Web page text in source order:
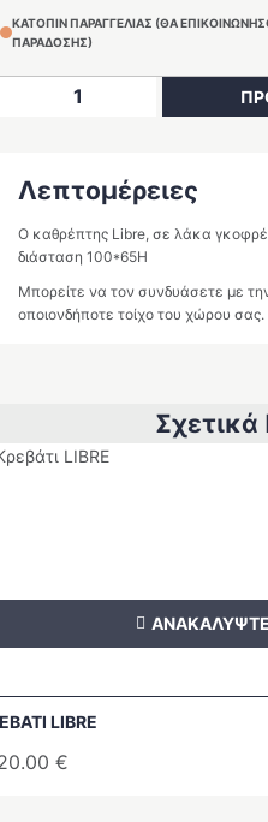
ΚΑΤΟΠΙΝ ΠΑΡΑΓΓΕΛΙΑΣ (ΘΑ
ΠΑΡΑΔΟΣΗΣ)
Καθρέπτης
Λεπτομέρειες
Ο καθρέπτης Libre, σε λάκα
διάσταση 100*65Η
Μπορείτε να τον συνδυάσετε με
οποιονδήποτε τοίχο του χώρου σας.
Σχετικά
LIBRE
€